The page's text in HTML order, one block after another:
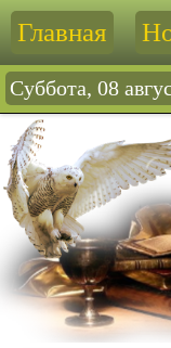
Главная
Суббота, 08